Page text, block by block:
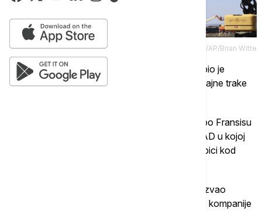
Tanjug/AP/Brian Witte
Most Frensis Skot Ki izgrađen je 1972. godine, bio je
dugačak oko tri kilometra i imao je četiri saobraćajne trake
Otvoren je za saobraćaj 1977. godine i nazvan po Fransisu
Skotu Kiju koji je 1814. godine napisao himnu SAD u kojoj
se slavi pobeda Amerikanaca nad Britancima u bici kod
Brod Dali koji je udario u noseći stub mosta i izazvao
rušenje konstrukcije mosta, vlasništvo je danske kompanije